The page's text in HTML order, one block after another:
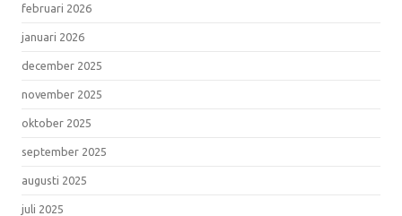
februari 2026
januari 2026
december 2025
november 2025
oktober 2025
september 2025
augusti 2025
juli 2025